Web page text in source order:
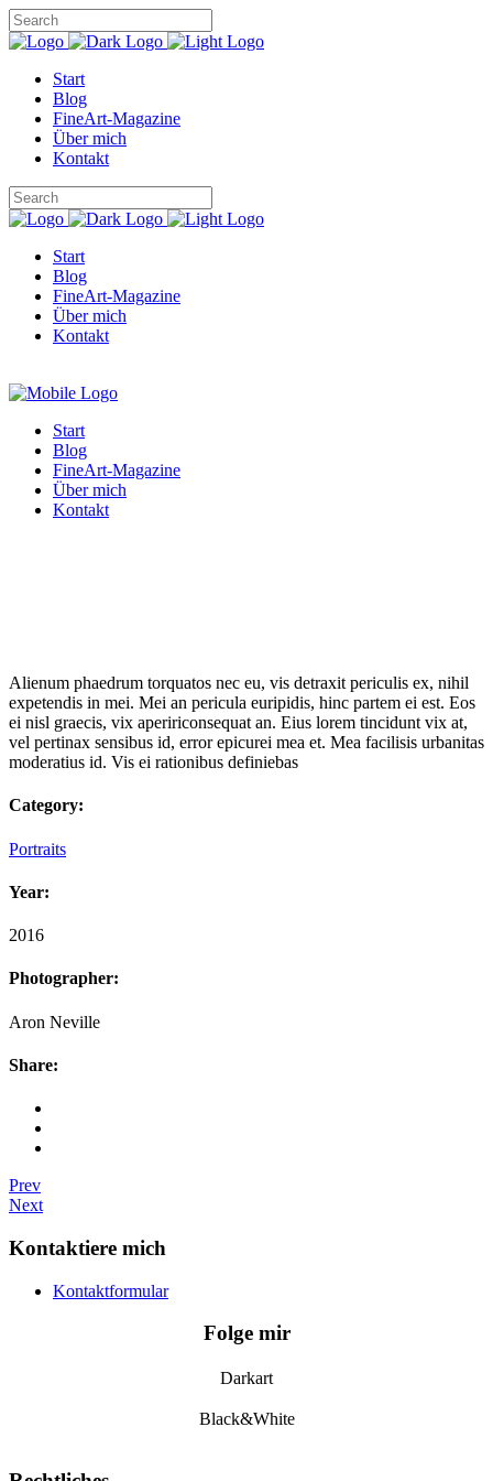
Start
Blog
FineArt-Magazine
Über mich
Kontakt
Start
Blog
FineArt-Magazine
Über mich
Kontakt
Start
Blog
FineArt-Magazine
Über mich
Kontakt
Alienum phaedrum torquatos nec eu, vis detraxit periculis ex, nihil
expetendis in mei. Mei an pericula euripidis, hinc partem ei est. Eos
ei nisl graecis, vix apeririconsequat an. Eius lorem tincidunt vix at,
vel pertinax sensibus id, error epicurei mea et. Mea facilisis urbanitas
moderatius id. Vis ei rationibus definiebas
Category:
Portraits
Year:
2016
Photographer:
Aron Neville
Share:
Prev
Next
Kontaktiere mich
Kontaktformular
Folge mir
Darkart
Black&White